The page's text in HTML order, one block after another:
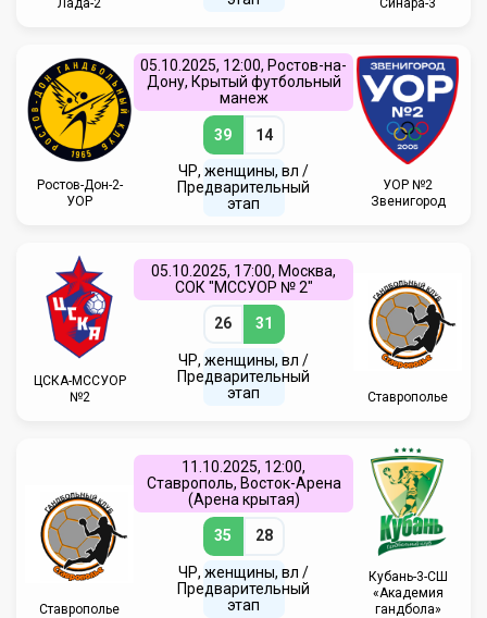
Лада-2 Синара-3
Ростов-Дон-2-
УОР
05.10.2025, 12:00, Ростов-на-
Дону, Крытый футбольный
манеж
39 14
ЧР, женщины, вл /
Предварительный
этап
УОР №2
Звенигород
ЦСКА-МССУОР
№2
05.10.2025, 17:00, Москва,
СОК "МССУОР № 2"
26 31
ЧР, женщины, вл /
Предварительный
этап
Ставрополье
Ставрополье
11.10.2025, 12:00,
Ставрополь, Восток-Арена
(Арена крытая)
35 28
ЧР, женщины, вл /
Предварительный
этап
Кубань-3-СШ
«Академия
гандбола»